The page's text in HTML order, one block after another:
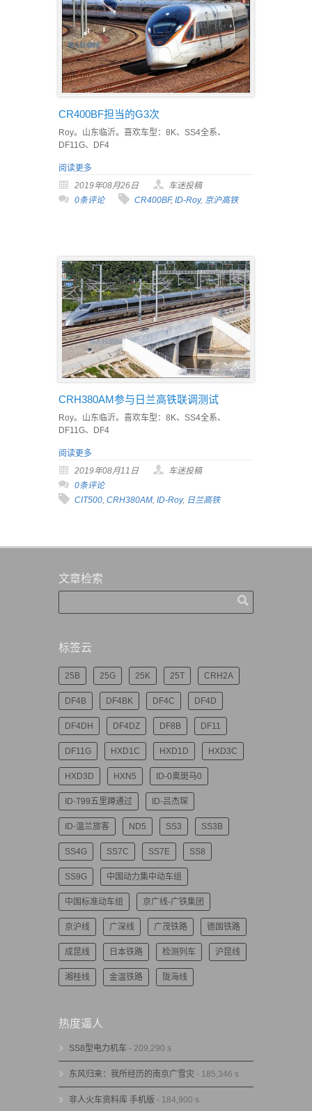
CR400BF担当的G3次
Roy。山东临沂。喜欢车型：8K、SS4全系、
DF11G、DF4
阅读更多
2019年08月26日
车迷投稿
0条评论
CR400BF, ID-Roy, 京沪高铁
CRH380AM参与日兰高铁联调测试
Roy。山东临沂。喜欢车型：8K、SS4全系、
DF11G、DF4
阅读更多
2019年08月11日
车迷投稿
0条评论
CIT500 CRH380AM ID-Roy, 日兰高铁
文章检索
标签云
25B 25G 25K 25T CRH2A
DF4B DF4BK DF4C DF4D
DF4DH DF4DZ DF8B DF11
DF11G HXD1C HXD1D HXD3C
HXD3D HXN5 ID-0奥斑马0
ID-T99五里蹲通过 ID-吕杰琛
ID-温兰旅客 ND5 SS3 SS3B
SS4G SS7C SS7E SS8
SS9G 中国动力集中动车组
中国标准动车组 京广线-广铁集团
京沪线 广深线 广茂铁路 德国铁路
成昆线 日本铁路 检测列车 沪昆线
湘桂线 金温铁路 陇海线
热度逼人
SS8型电力机车 - 209,290 s
东风归来：我所经历的南京广雪灾 - 185,346 s
非人火车资料库 手机版 - 184,900 s